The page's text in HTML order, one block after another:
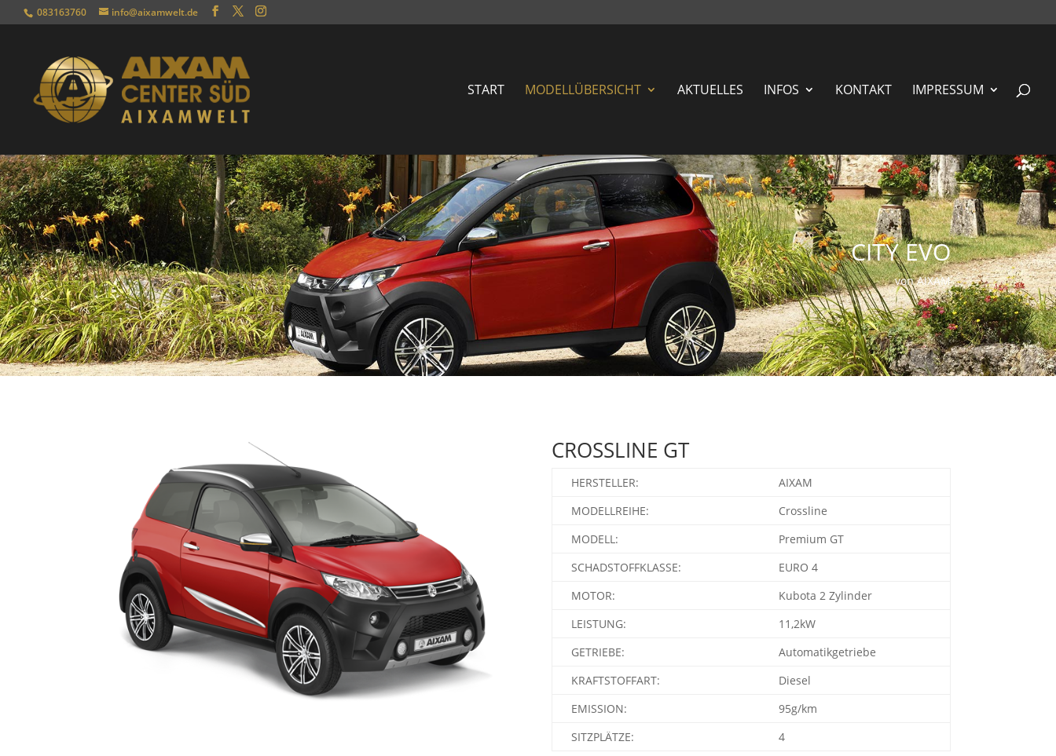
083163760 info@aixamwelt.de
START MODELLÜBERSICHT AKTUELLES INFOS KONTAKT IMPRESSUM
CITY EVO
von AIXAM
CROSSLINE GT
HERSTELLER:
AIXAM
MODELLREIHE:
Crossline
MODELL:
Premium GT
SCHADSTOFFKLASSE:
EURO 4
MOTOR:
Kubota 2 Zylinder
LEISTUNG:
11,2kW
GETRIEBE:
Automatikgetriebe
KRAFTSTOFFART:
Diesel
EMISSION:
95g/km
SITZPLÄTZE:
4